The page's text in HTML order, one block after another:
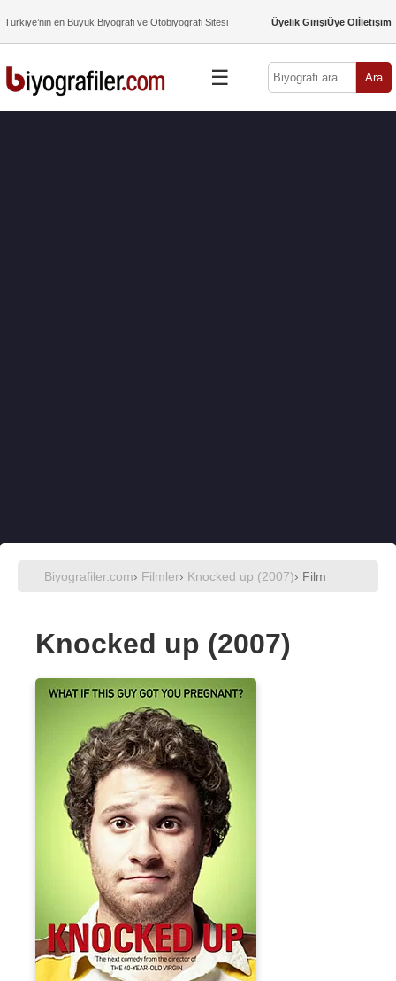
Türkiye’nin en Büyük Biyografi ve Otobiyografi Sitesi Üyelik GirişiÜye Olİletişim
☰ Ara
Biyografiler.com› Filmler› Knocked up (2007)› Film
Knocked up (2007)